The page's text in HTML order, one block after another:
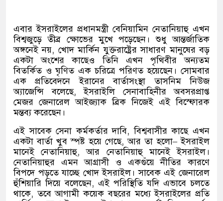
এবার ইসরাইলের প্রধানমন্ত্রী বেনিয়ামিন নেতানিয়াহু এখন
বিশ্বজুড়ে তীব্র ক্ষোভের মুখে পড়েছেন। শুধু আন্তর্জাতিক
অঙ্গনেই নয়, খোদ মার্কিন যুক্তরাষ্ট্রের সাধারণ মানুষের বড়
একটা অংশের কাছেও তিনি এখন পৃথিবীর অন্যতম
বিতর্কিত ও ঘৃণিত এক চরিত্রে পরিণত হয়েছেন। সোমবার
এক প্রতিবেদনে ইরানের বার্তাসংস্থা তাসনিম নিউজ
অ্যাজেন্সি বলেছে,ইসরাইলি সেনাবাহিনীর অবসরপ্রাপ্ত
মেজর জেনারেল আইজ্যাক ব্রিক নিজেই এই বিস্ফোরক
মন্তব্য করেছেন।
এই সাবেক সেনা কর্মকর্তার দাবি,বিশ্ববাসীর কাছে এখন
একটা বার্তা খুব স্পষ্ট হয়ে গেছে,আর তা হলো–ইসরাইল
মানেই নেতানিয়াহু,আর নেতানিয়াহু মানেই ইসরাইল।
নেতানিয়াহুর এমন আগ্রাসী ও একগুঁয়ে নীতির কারণে
বিপদে পড়তে যাচ্ছে খোদ ইসরাইল। সাবেক এই জেনারেল
হুঁশিয়ারি দিয়ে বলেছেন, এই পরিস্থিতি যদি এভাবে চলতে
থাকে,তবে আগামী কয়েক বছরের মধ্যে ইসরাইলের প্রতি